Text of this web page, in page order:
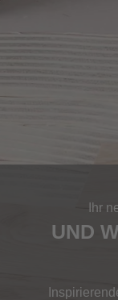
Ihr
UND